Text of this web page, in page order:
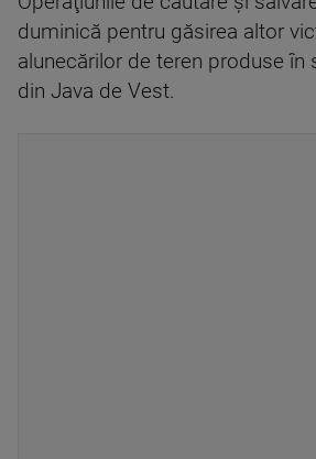
duminică pentru găsirea altor
alunecărilor de teren produse în
din Java de Vest.